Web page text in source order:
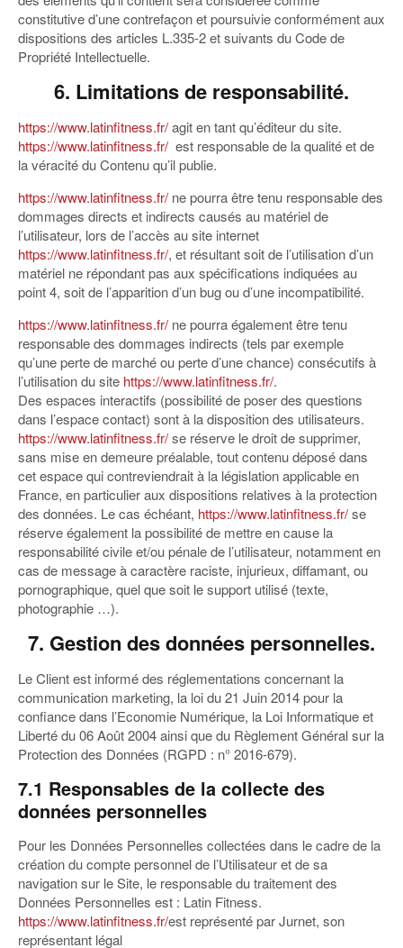
constitutive d’une contrefaçon et poursuivie conformément aux
dispositions des articles L.335-2 et suivants du Code de
Propriété Intellectuelle.
6. Limitations de responsabilité.
https://www.latinfitness.fr/agit en tant qu’éditeur du site.
https://www.latinfitness.fr/ est responsable de la qualité et de
la véracité du Contenu qu’il publie.
https://www.latinfitness.fr/ ne pourra être tenu responsable des
dommages directs et indirects causés au matériel de
l’utilisateur, lors de l’accès au site internet
https://www.latinfitness.fr/, et résultant soit de l’utilisation d’un
matériel ne répondant pas aux spécifications indiquées au
point 4, soit de l’apparition d’un bug ou d’une incompatibilité.
https://www.latinfitness.fr/ ne pourra également être tenu
responsable des dommages indirects (tels par exemple
qu’une perte de marché ou perte d’une chance) consécutifs à
l’utilisation du site https://www.latinfitness.fr/.
Des espaces interactifs (possibilité de poser des questions
dans l’espace contact) sont à la disposition des utilisateurs.
https://www.latinfitness.fr/se réserve le droit de supprimer,
sans mise en demeure préalable, tout contenu déposé dans
cet espace qui contreviendrait à la législation applicable en
France, en particulier aux dispositions relatives à la protection
des données. Le cas échéant, https://www.latinfitness.fr/se
réserve également la possibilité de mettre en cause la
responsabilité civile et/ou pénale de l’utilisateur, notamment en
cas de message à caractère raciste, injurieux, diffamant, ou
pornographique, quel que soit le support utilisé (texte,
photographie …).
7. Gestion des données personnelles.
Le Client est informé des réglementations concernant la
communication marketing, la loi du 21 Juin 2014 pour la
confiance dans l’Economie Numérique, la Loi Informatique et
Liberté du 06 Août 2004 ainsi que du Règlement Général sur la
Protection des Données (RGPD : n° 2016-679).
7.1 Responsables de la collecte des
données personnelles
Pour les Données Personnelles collectées dans le cadre de la
création du compte personnel de l’Utilisateur et de sa
navigation sur le Site, le responsable du traitement des
Données Personnelles est : Latin Fitness.
https://www.latinfitness.fr/est représenté par Jurnet, son
représentant légal